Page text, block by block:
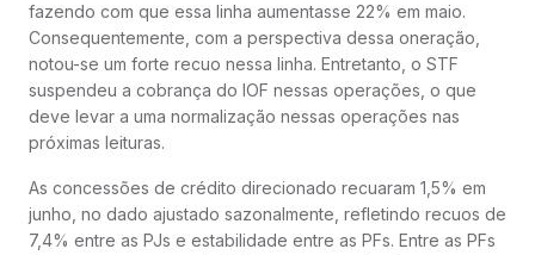
fazendo com que essa linha aumentasse 22% em maio.
Consequentemente, com a perspectiva dessa oneração,
notou-se um forte recuo nessa linha. Entretanto, o STF
suspendeu a cobrança do IOF nessas operações, o que
deve levar a uma normalização nessas operações nas
próximas leituras.
As concessões de crédito direcionado recuaram 1,5% em
junho, no dado ajustado sazonalmente, refletindo recuos de
7,4% entre as PJs e estabilidade entre as PFs. Entre as PFs